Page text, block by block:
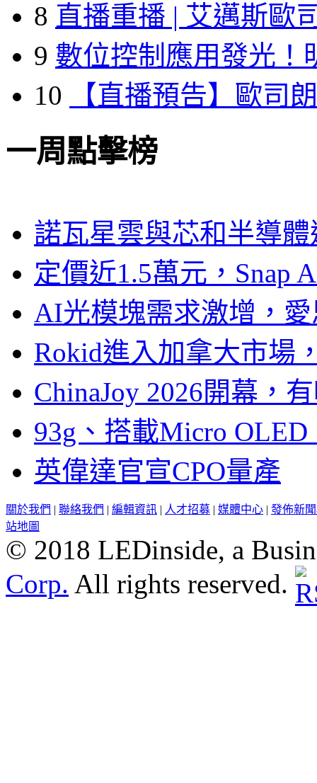
8 直播重播 | 艾邁斯歐
9 數位控制應用發光！
10
【直播預告】歐司
一周點擊榜
諾瓦星雲與芯和半導
定價近1.5萬元，Snap
AI光模塊需求激增，
Rokid進入加拿大市場
ChinaJoy 2026開幕，
93g、搭載Micro
英偉達官宣CPO量產
關於我們 | 聯絡我們 | 編輯資訊 | 人才招募 | 媒體中心 | 發佈新
站地圖
© 2018 LEDinside, a
Corp. All rights reserved.